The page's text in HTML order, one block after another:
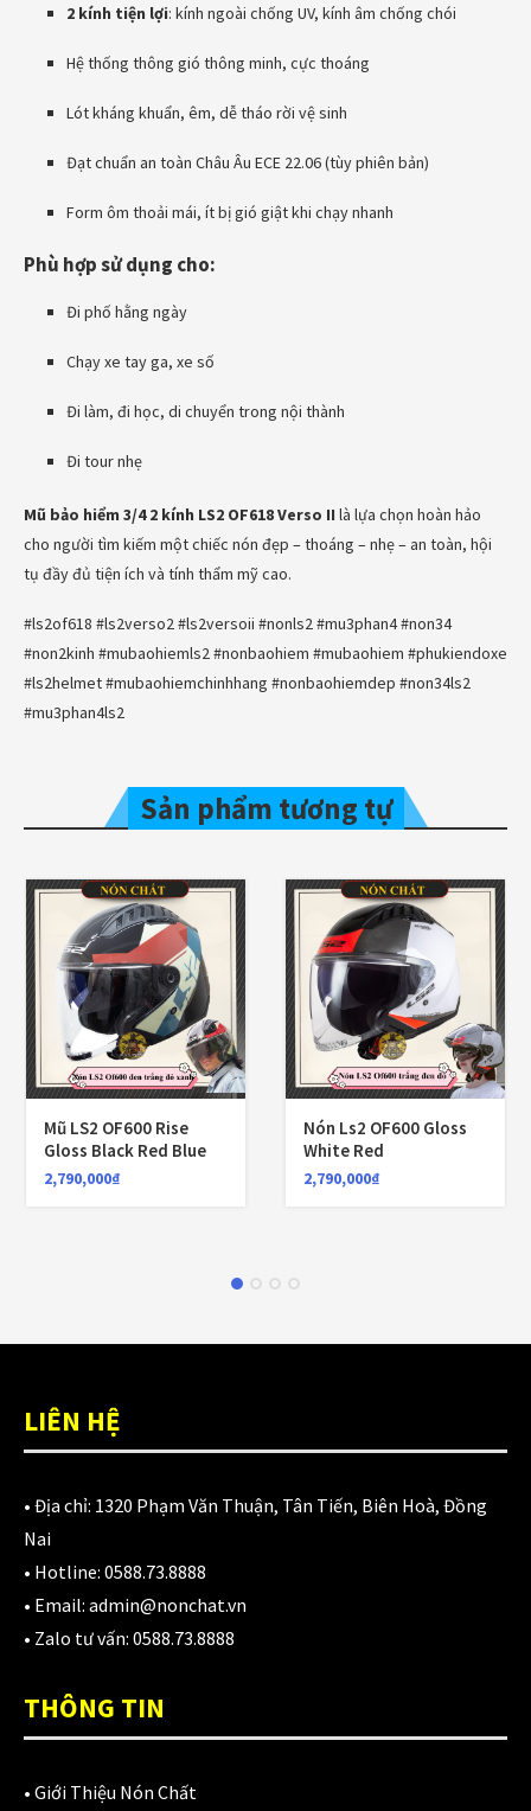
2 kính tiện lợi: kính ngoài chống UV, kính âm chống chói
Hệ thống thông gió thông minh, cực thoáng
Lót kháng khuẩn, êm, dễ tháo rời vệ sinh
Đạt chuẩn an toàn Châu Âu ECE 22.06 (tùy phiên bản)
Form ôm thoải mái, ít bị gió giật khi chạy nhanh
Phù hợp sử dụng cho:
Đi phố hằng ngày
Chạy xe tay ga, xe số
Đi làm, đi học, di chuyển trong nội thành
Đi tour nhẹ
Mũ bảo hiểm 3/4 2 kính LS2 OF618 Verso II là lựa chọn hoàn hảo
cho người tìm kiếm một chiếc nón đẹp – thoáng – nhẹ – an toàn, hội
tụ đầy đủ tiện ích và tính thẩm mỹ cao.
#ls2of618 #ls2verso2 #ls2versoii #nonls2 #mu3phan4 #non34
#non2kinh #mubaohiemls2 #nonbaohiem #mubaohiem #phukiendoxe
#ls2helmet #mubaohiemchinhhang #nonbaohiemdep #non34ls2
#mu3phan4ls2
Sản phẩm tương tự
Mũ LS2 OF600 Rise
Gloss Black Red Blue
2,790,000₫
Nón Ls2 OF600 Gloss
White Red
2,790,000₫
LIÊN HỆ
• Địa chỉ: 1320 Phạm Văn Thuận, Tân Tiến, Biên Hoà, Đồng
Nai
• Hotline: 0588.73.8888
• Email: admin@nonchat.vn
• Zalo tư vấn: 0588.73.8888
THÔNG TIN
• Giới Thiệu Nón Chất